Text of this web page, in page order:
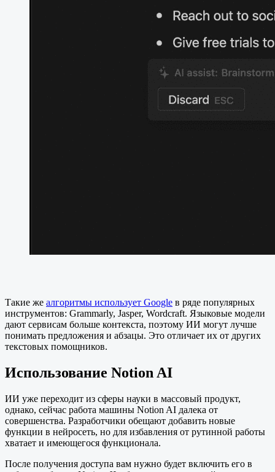
Такие же алгоритмы использует Google в ряде популярных
инструментов: Grammarly, Jasper, Wordcraft. Языковые модели
дают сервисам больше контекста, поэтому ИИ могут лучше
понимать предложения и абзацы. Это отличает их от других
текстовых помощников.
Использование Notion AI
ИИ уже переходит из сферы науки в массовый продукт,
однако, сейчас работа машины Notion AI далека от
совершенства. Разработчики обещают добавить новые
функции в нейросеть, но для избавления от рутинной работы
хватает и имеющегося функционала.
После получения доступа вам нужно будет включить его в